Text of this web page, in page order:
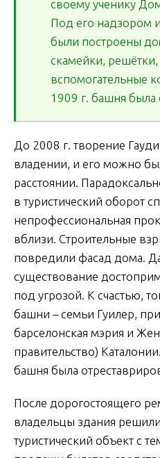
своему ученику
Под его надзором
были построены
скамейки, решётки,
вспомогательные
1909 г. башня была
До 2008 г. творение
владении, и его можно
расстоянии.
в туристический оборот
непрофессиональная
вблизи. Строительные
повредили фасад дома.
существование
под угрозой. К счастью,
башни – семьи Гуилер,
барселонская мэрия и
правительство)
башня была
После дорогостоящего
владельцы здания
туристический объект с